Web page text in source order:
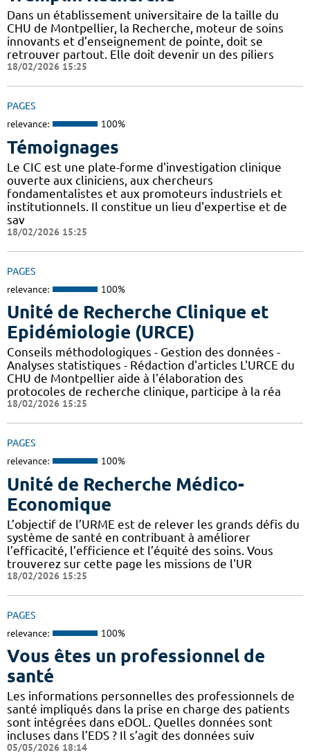
Dans un établissement universitaire de la taille du
CHU de Montpellier, la Recherche, moteur de soins
innovants et d’enseignement de pointe, doit se
retrouver partout. Elle doit devenir un des piliers
18/02/2026 15:25
PAGES
relevance: 100%
Témoignages
Le CIC est une plate-forme d'investigation clinique
ouverte aux cliniciens, aux chercheurs
fondamentalistes et aux promoteurs industriels et
institutionnels. Il constitue un lieu d'expertise et de
sav
18/02/2026 15:25
PAGES
relevance: 100%
Unité de Recherche Clinique et
Epidémiologie (URCE)
Conseils méthodologiques - Gestion des données -
Analyses statistiques - Rédaction d'articles L'URCE du
CHU de Montpellier aide à l'élaboration des
protocoles de recherche clinique, participe à la réa
18/02/2026 15:25
PAGES
relevance: 100%
Unité de Recherche Médico-
Economique
L’objectif de l’URME est de relever les grands défis du
système de santé en contribuant à améliorer
l’efficacité, l’efficience et l’équité des soins. Vous
trouverez sur cette page les missions de l'UR
18/02/2026 15:25
PAGES
relevance: 100%
Vous êtes un professionnel de
santé
Les informations personnelles des professionnels de
santé impliqués dans la prise en charge des patients
sont intégrées dans eDOL. Quelles données sont
incluses dans l’EDS ? Il s’agit des données suiv
05/05/2026 18:14